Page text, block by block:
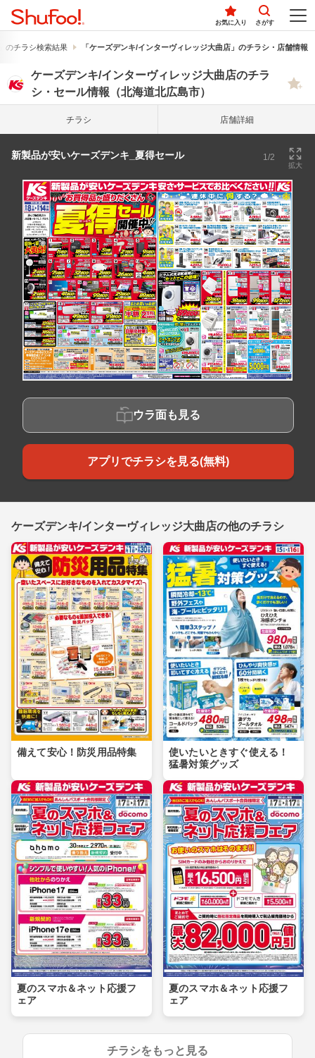
お気に入り さがす
のチラシ検索結果 「ケーズデンキ/インターヴィレッジ大曲店」のチラシ・店舗情報
ケーズデンキ/インターヴィレッジ大曲店のチラ
シ・セール情報（北海道北広島市）
チラシ 店舗詳細
新製品が安いケーズデンキ_夏得セール 1/2
拡大
ウラ面も見る
アプリでチラシを見る(無料)
ケーズデンキ/インターヴィレッジ大曲店の他のチラシ
備えて安心！防災用品特集
使いたいときすぐ使える！
猛暑対策グッズ
夏のスマホ＆ネット応援フ
ェア
夏のスマホ＆ネット応援フ
ェア
チラシをもっと見る